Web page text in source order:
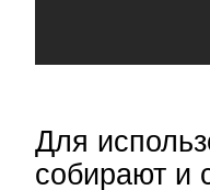
Для
собирают и